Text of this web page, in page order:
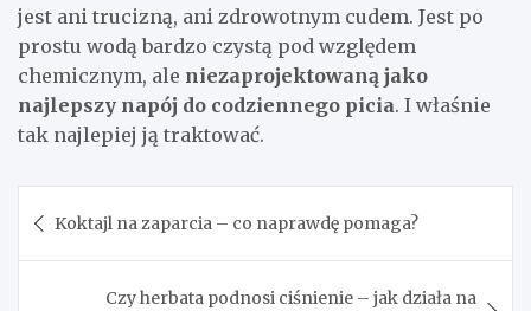
jest ani trucizną, ani zdrowotnym cudem. Jest po
prostu wodą bardzo czystą pod względem
chemicznym, ale niezaprojektowaną jako
najlepszy napój do codziennego picia. I właśnie
tak najlepiej ją traktować.
wpisu
Koktajl na zaparcia – co naprawdę pomaga?
Czy herbata podnosi ciśnienie – jak działa na